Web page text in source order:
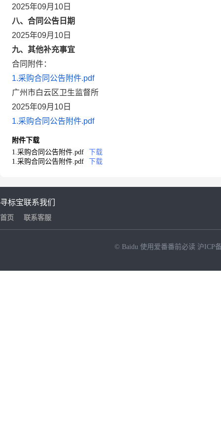
2025年09月10日
八、合同公告日期
2025年09月10日
九、其他补充事宜
合同附件：
1.采购合同公告附件.pdf
广州市白云区卫生监督所
2025年09月10日
1.采购合同公告附件.pdf
附件下载
1.采购合同公告附件.pdf
下载
1.采购合同公告附件.pdf
下载
寻标宝
首页
联系我们
联系客服
© Baidu 使用爱番番前必读 沪ICP